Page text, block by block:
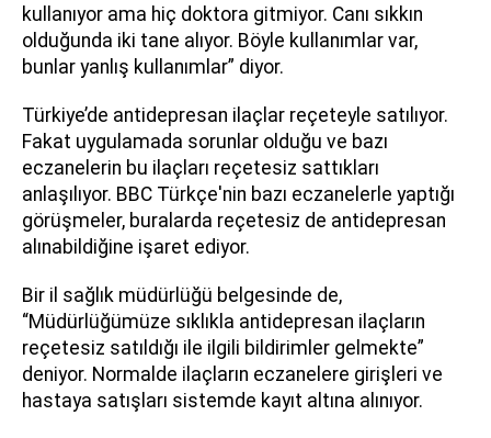
kullanıyor ama hiç doktora gitmiyor. Canı sıkkın
olduğunda iki tane alıyor. Böyle kullanımlar var,
bunlar yanlış kullanımlar” diyor.
Türkiye’de antidepresan ilaçlar reçeteyle satılıyor.
Fakat uygulamada sorunlar olduğu ve bazı
eczanelerin bu ilaçları reçetesiz sattıkları
anlaşılıyor. BBC Türkçe'nin bazı eczanelerle yaptığı
görüşmeler, buralarda reçetesiz de antidepresan
alınabildiğine işaret ediyor.
Bir il sağlık müdürlüğü belgesinde de,
“Müdürlüğümüze sıklıkla antidepresan ilaçların
reçetesiz satıldığı ile ilgili bildirimler gelmekte”
deniyor. Normalde ilaçların eczanelere girişleri ve
hastaya satışları sistemde kayıt altına alınıyor.